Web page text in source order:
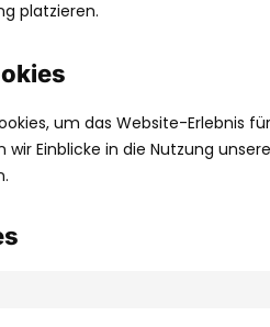
platzieren.
um das Website-Erlebnis
Einblicke in die Nutzung